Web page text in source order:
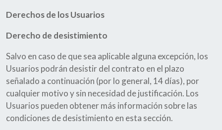
Derechos de los Usuarios
Derecho de desistimiento
Salvo en caso de que sea aplicable alguna excepción, los
Usuarios podrán desistir del contrato en el plazo
señalado a continuación (por lo general, 14 días), por
cualquier motivo y sin necesidad de justificación. Los
Usuarios pueden obtener más información sobre las
condiciones de desistimiento en esta sección.